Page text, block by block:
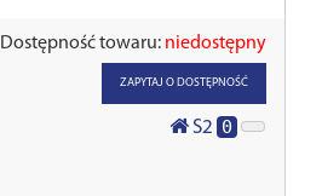
Dostępność towaru: niedostępny
ZAPYTAJ O DOSTĘPNOŚĆ
S2 0